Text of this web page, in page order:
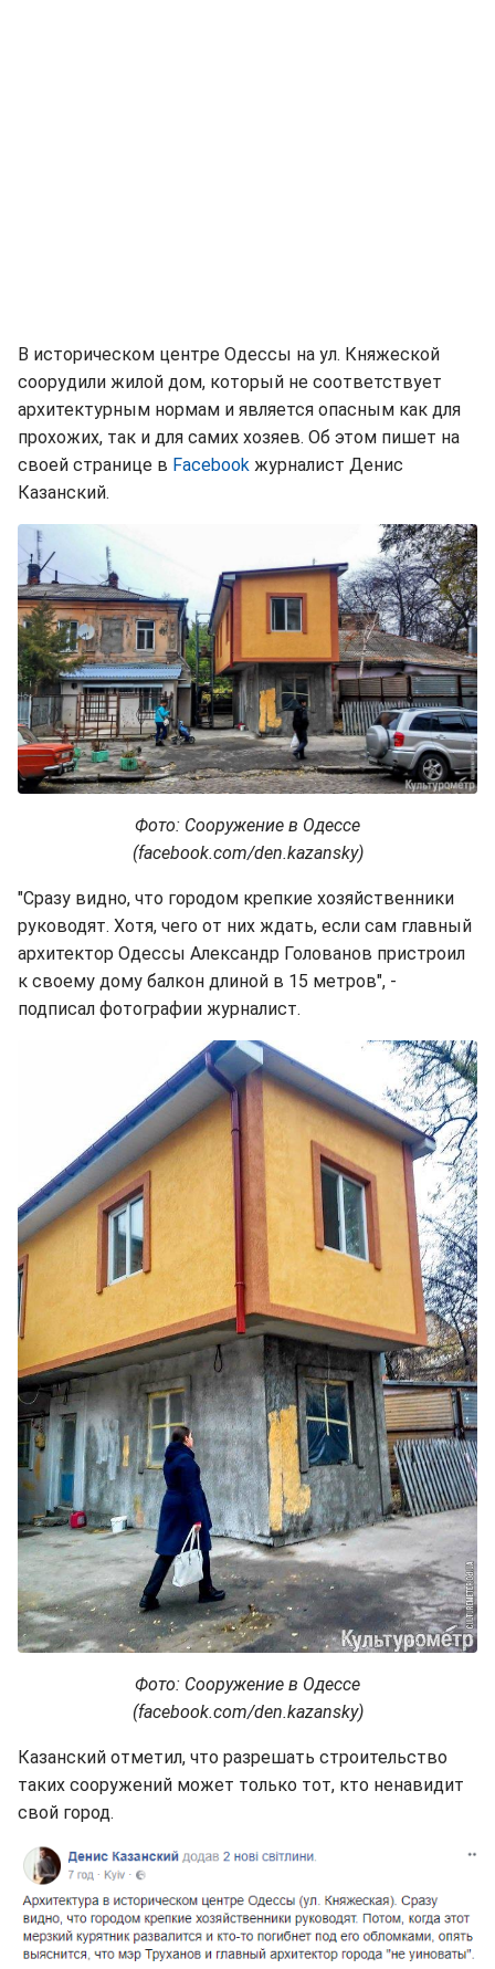
В историческом центре Одессы на ул. Княжеской
соорудили жилой дом, который не соответствует
архитектурным нормам и является опасным как для
прохожих, так и для самих хозяев. Об этом пишет на
своей странице в Facebook журналист Денис
Казанский.
Фото: Сооружение в Одессе
(facebook.com/den.kazansky)
"Сразу видно, что городом крепкие хозяйственники
руководят. Хотя, чего от них ждать, если сам главный
архитектор Одессы Александр Голованов пристроил
к своему дому балкон длиной в 15 метров", -
подписал фотографии журналист.
Фото: Сооружение в Одессе
(facebook.com/den.kazansky)
Казанский отметил, что разрешать строительство
таких сооружений может только тот, кто ненавидит
свой город.